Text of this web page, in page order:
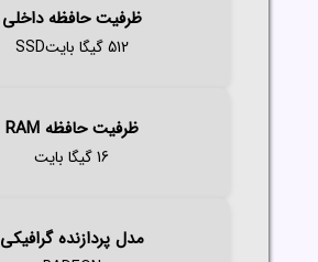
ظرفیت حافظه داخلی
512 گیگا بایتSSD
ظرفیت حافظه RAM
16 گیگا بایت
مدل پردازنده گرافیکی